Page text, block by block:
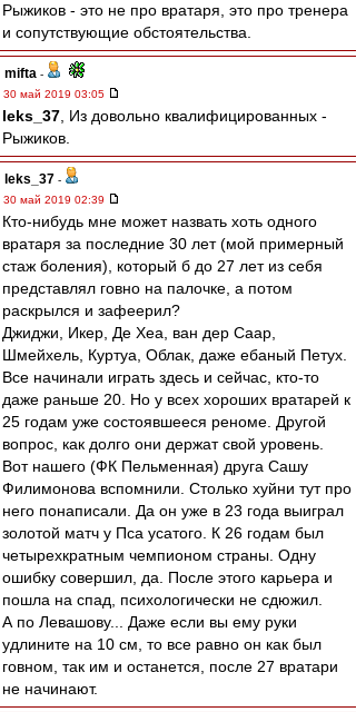
Рыжиков - это не про вратаря, это про тренера
и сопутствующие обстоятельства.
mifta -
30 май 2019 03:05
leks_37 , Из довольно квалифицированных -
Рыжиков.
leks_37 -
30 май 2019 02:39
Кто-нибудь мне может назвать хоть одного
вратаря за последние 30 лет (мой примерный
стаж боления), который б до 27 лет из себя
представлял говно на палочке, а потом
раскрылся и зафеерил?
Джиджи, Икер, Де Хеа, ван дер Саар,
Шмейхель, Куртуа, Облак, даже ебаный Петух.
Все начинали играть здесь и сейчас, кто-то
даже раньше 20. Но у всех хороших вратарей к
25 годам уже состоявшееся реноме. Другой
вопрос, как долго они держат свой уровень.
Вот нашего (ФК Пельменная) друга Сашу
Филимонова вспомнили. Столько хуйни тут про
него понаписали. Да он уже в 23 года выиграл
золотой матч у Пса усатого. К 26 годам был
четырехкратным чемпионом страны. Одну
ошибку совершил, да. После этого карьера и
пошла на спад, психологически не сдюжил.
А по Левашову... Даже если вы ему руки
удлините на 10 см, то все равно он как был
говном, так им и останется, после 27 вратари
не начинают.